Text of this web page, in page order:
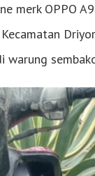
merk OPPO